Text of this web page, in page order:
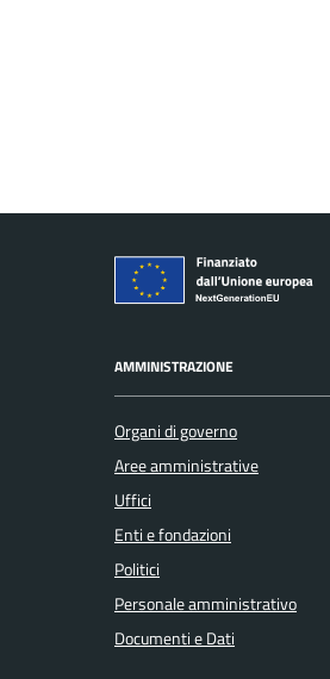
AMMINISTRAZIONE
Organi di governo
Aree amministrative
Uffici
Enti e fondazioni
Politici
Personale amministrativo
Documenti e Dati